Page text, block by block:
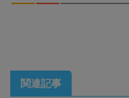
関連記事